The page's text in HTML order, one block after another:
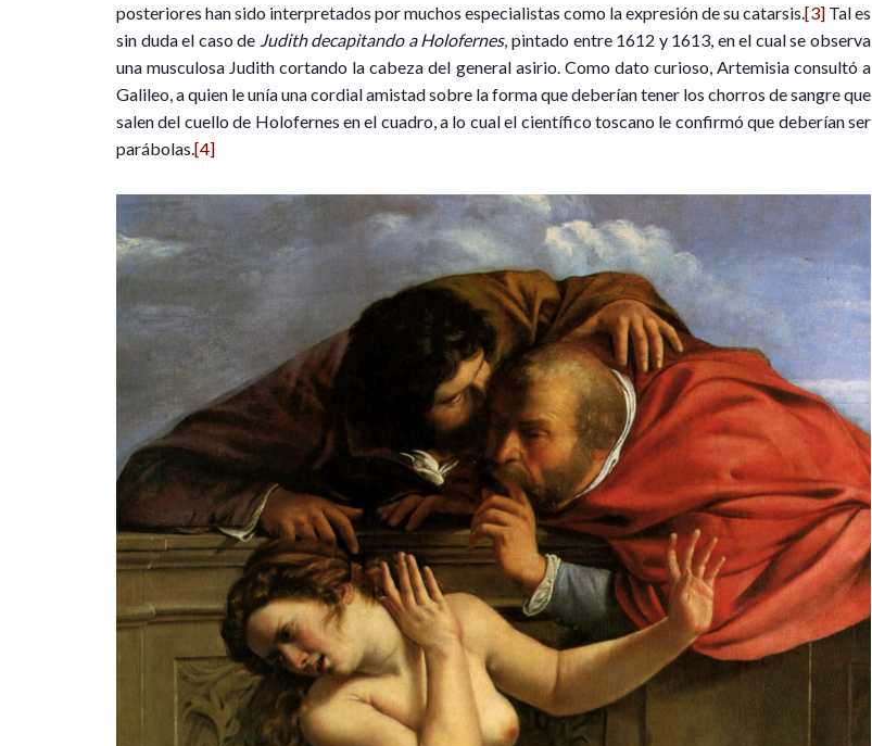
posteriores han sido interpretados por muchos especialistas como la expresión de su catarsis.[3] Tal es
sin duda el caso de Judith decapitando a Holofernes, pintado entre 1612 y 1613, en el cual se observa
una musculosa Judith cortando la cabeza del general asirio. Como dato curioso, Artemisia consultó a
Galileo, a quien le unía una cordial amistad sobre la forma que deberían tener los chorros de sangre que
salen del cuello de Holofernes en el cuadro, a lo cual el científico toscano le confirmó que deberían ser
parábolas.[4]